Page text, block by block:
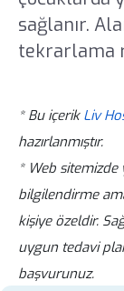
sağlanır.
tekrarlama
* Bu içerik Liv
hazırlanmıştır.
* Web sitemizde
bilgilendirme
kişiye özeldir.
uygun tedavi
başvurunuz.